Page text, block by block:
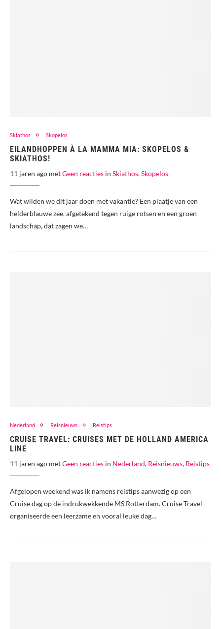
Skiathos Skopelos
EILANDHOPPEN À LA MAMMA MIA: SKOPELOS &
SKIATHOS!
11 jaren ago metGeen reacties in Skiathos,Skopelos
Wat wilden we dit jaar doen met vakantie? Een plaatje van een
helderblauwe zee, afgetekend tegen ruige rotsen en een groen
landschap, dat zagen we…
Nederland Reisnieuws Reistips
CRUISE TRAVEL: CRUISES MET DE HOLLAND AMERICA
LINE
11 jaren ago metGeen reacties in Nederland, Reisnieuws, Reistips
Afgelopen weekend was ik namens reistips aanwezig op een
Cruise dag op de indrukwekkende MS Rotterdam. Cruise Travel
organiseerde een leerzame en vooral leuke dag…